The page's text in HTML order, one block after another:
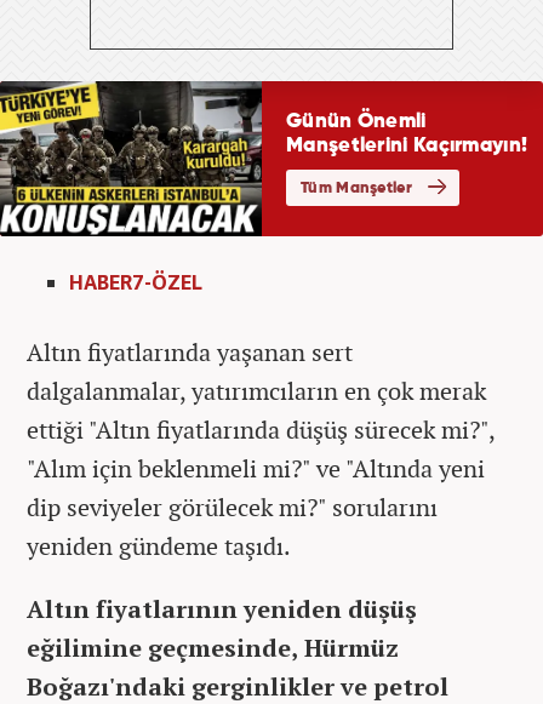
HABER7-ÖZEL
Altın fiyatlarında yaşanan sert
dalgalanmalar, yatırımcıların en çok merak
ettiği "Altın fiyatlarında düşüş sürecek mi?",
"Alım için beklenmeli mi?" ve "Altında yeni
dip seviyeler görülecek mi?" sorularını
yeniden gündeme taşıdı.
Altın fiyatlarının yeniden düşüş
eğilimine geçmesinde, Hürmüz
Boğazı'ndaki gerginlikler ve petrol